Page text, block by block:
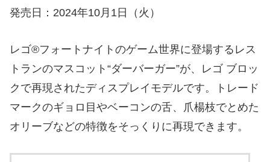
発売日：2024年10月1日（火）
レゴ®フォートナイトのゲーム世界に登場するレス
トランのマスコット“ダーバーガー”が、レゴ ブロッ
クで再現されたディスプレイモデルです。トレード
マークのギョロ目やベーコンの舌、爪楊枝でとめた
オリーブなどの特徴をそっくりに再現できます。